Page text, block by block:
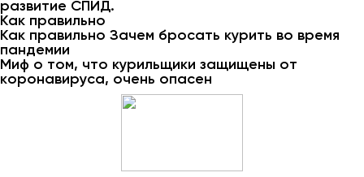
развитие СПИД.
Как правильно
Как правильно Зачем бросать курить во время
пандемии
Миф о том, что курильщики защищены от
коронавируса, очень опасен